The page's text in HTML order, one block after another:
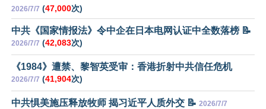
2026/7/7 (47,000次)
中共《国家情报法》令中企在日本电网认证中全数落榜 📝
2026/7/7 (42,083次)
《1984》遭禁、黎智英受审：香港折射中共信任危机
2026/7/7 (41,904次)
中共惧美施压释放牧师 揭习近平人质外交 📝 2026/7/7